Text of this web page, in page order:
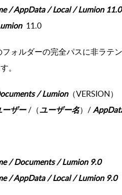
/ AppData / Local / Lumion 11.0
11.0
フォルダーの完全パスに非ラテ
。
/ Lumion（VERSION）
ーザー/（ユーザー名）/
/ Documents / Lumion 9.0
/ AppData / Local / Lumion 9.0